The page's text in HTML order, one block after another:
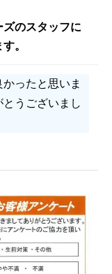
のスタッフに
。
ったと思いま
うございまし